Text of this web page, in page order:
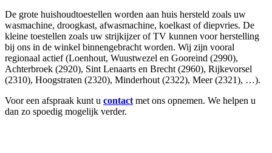
De grote huishoudtoestellen worden aan huis hersteld zoals uw
wasmachine, droogkast, afwasmachine, koelkast of diepvries. De
kleine toestellen zoals uw strijkijzer of TV kunnen voor herstelling
bij ons in de winkel binnengebracht worden. Wij zijn vooral
regionaal actief (Loenhout, Wuustwezel en Gooreind (2990),
Achterbroek (2920), Sint Lenaarts en Brecht (2960), Rijkevorsel
(2310), Hoogstraten (2320), Minderhout (2322), Meer (2321), …).
Voor een afspraak kunt u contact met ons opnemen. We helpen u
dan zo spoedig mogelijk verder.